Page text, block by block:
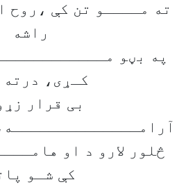
ته مــــو تن کې ،روح
راشه
په بڼو
کـړی، درته
بی قرار
څلور لارو د او
کې شـو